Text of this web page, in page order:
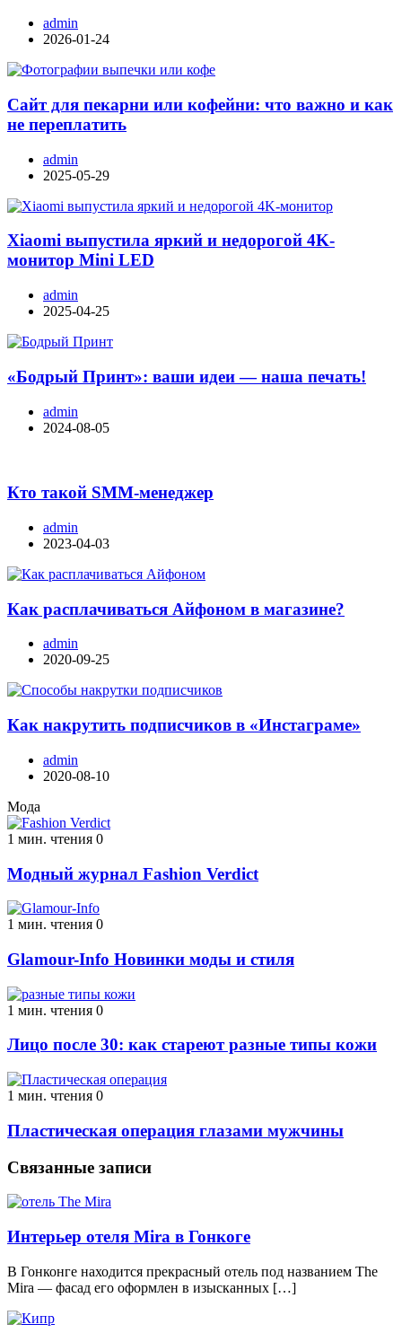
admin
2026-01-24
Сайт для пекарни или кофейни: что важно и как
не переплатить
admin
2025-05-29
Xiaomi выпустила яркий и недорогой 4K-
монитор Mini LED
admin
2025-04-25
«Бодрый Принт»: ваши идеи — наша печать!
admin
2024-08-05
Кто такой SMM-менеджер
admin
2023-04-03
Как расплачиваться Айфоном в магазине?
admin
2020-09-25
Как накрутить подписчиков в «Инстаграме»
admin
2020-08-10
Мода
1 мин. чтения 0
Модный журнал Fashion Verdict
1 мин. чтения 0
Glamour-Info Новинки моды и стиля
1 мин. чтения 0
Лицо после 30: как стареют разные типы кожи
1 мин. чтения 0
Пластическая операция глазами мужчины
Связанные записи
Интерьер отеля Mira в Гонкоге
В Гонконге находится прекрасный отель под названием The
Mira — фасад его оформлен в изысканных […]